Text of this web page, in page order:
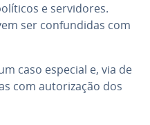
e ser­vi­do­res.
ser con­fun­di­das com
caso especial e, via de
com au­to­ri­za­ção dos